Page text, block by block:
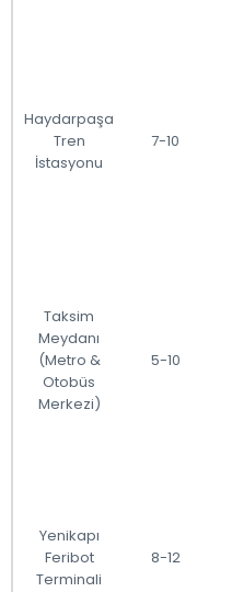
Haydarpaşa
Tren
İstasyonu
7-10
Taksim
Meydanı
(Metro &
Otobüs
Merkezi)
5-10
Yenikapı
Feribot
Terminali
8-12